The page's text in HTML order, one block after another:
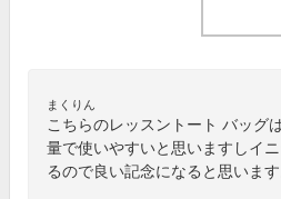
まくりん
こちらのレッスントート バッグ
量で使いやすいと思いますしイ
るので良い記念になると思います